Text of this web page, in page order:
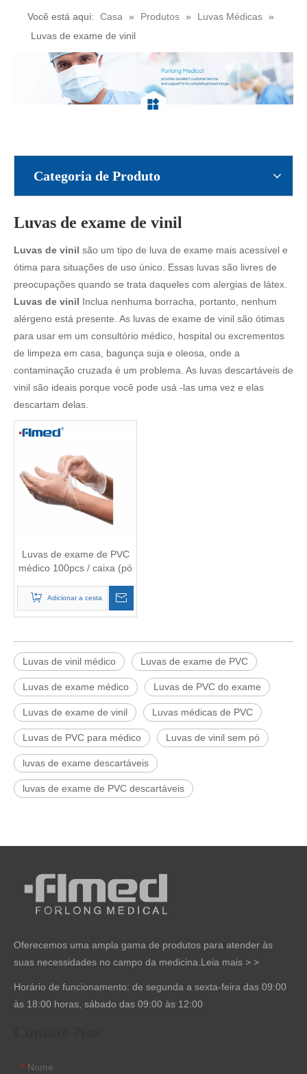
Você está aqui: Casa » Produtos » Luvas Médicas »
Luvas de exame de vinil
Categoria de Produto
Luvas de exame de vinil
Luvas de vinil são um tipo de luva de exame mais acessível e
ótima para situações de uso único. Essas luvas são livres de
preocupações quando se trata daqueles com alergias de látex.
Luvas de vinil Inclua nenhuma borracha, portanto, nenhum
alérgeno está presente. As luvas de exame de vinil são ótimas
para usar em um consultório médico, hospital ou excrementos
de limpeza em casa, bagunça suja e oleosa, onde a
contaminação cruzada é um problema. As luvas descartáveis ​​de
vinil são ideais porque você pode usá -las uma vez e elas
descartam delas.
Luvas de exame de PVC
médico 100pcs / caixa (pó
Adicionar a cesta
Luvas de vinil médico Luvas de exame de PVC
Luvas de exame médico Luvas de PVC do exame
Luvas de exame de vinil Luvas médicas de PVC
Luvas de PVC para médico Luvas de vinil sem pó
luvas de exame descartáveis
luvas de exame de PVC descartáveis
Oferecemos uma ampla gama de produtos para atender às
suas necessidades no campo da medicina. Leia mais > >
Horário de funcionamento: de segunda a sexta-feira das 09:00
às 18:00 horas, sábado das 09:00 às 12:00
* Nome